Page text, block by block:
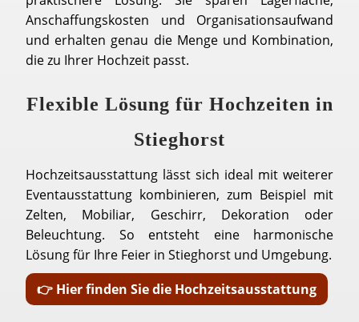
Anschaffungskosten und Organisationsaufwand
und erhalten genau die Menge und Kombination,
die zu Ihrer Hochzeit passt.
Flexible Lösung für Hochzeiten in
Stieghorst
Hochzeitsausstattung lässt sich ideal mit weiterer
Eventausstattung kombinieren, zum Beispiel mit
Zelten, Mobiliar, Geschirr, Dekoration oder
Beleuchtung. So entsteht eine harmonische
Lösung für Ihre Feier in Stieghorst und Umgebung.
👉 Hier finden Sie die Hochzeitsausstattung